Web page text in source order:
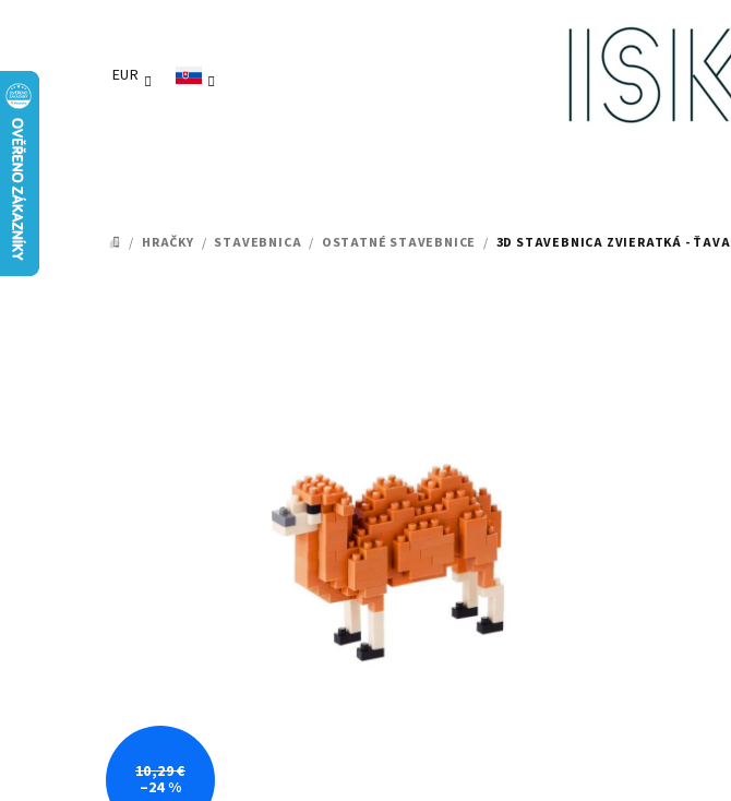
EUR
DOMOV
/ HRAČKY / STAVEBNICA / OSTATNÉ STAVEBNICE / 3D STAVEBNICA ZVIERATKÁ - ŤAVA
10,29 €
–24 %